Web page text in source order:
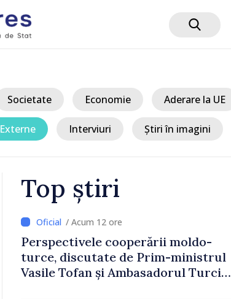
Societate Economie Aderare la UE
Externe Interviuri Știri în imagini
Top știri
/ Acum 12 ore
Perspectivele cooperării moldo-
turce, discutate de Prim-ministrul
Vasile Tofan și Ambasadorul Turciei,